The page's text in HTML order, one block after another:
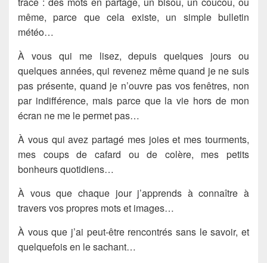
même, parce que cela existe, un simple bulletin
météo…
À vous qui me lisez, depuis quelques jours ou
quelques années, qui revenez même quand je ne suis
pas présente, quand je n’ouvre pas vos fenêtres, non
par indifférence, mais parce que la vie hors de mon
écran ne me le permet pas…
À vous qui avez partagé mes joies et mes tourments,
mes coups de cafard ou de colère, mes petits
bonheurs quotidiens…
À vous que chaque jour j’apprends à connaître à
travers vos propres mots et images…
À vous que j’ai peut-être rencontrés sans le savoir, et
quelquefois en le sachant…